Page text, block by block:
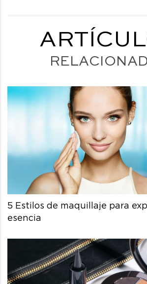
5 Estilos de maquillaje para
esencia